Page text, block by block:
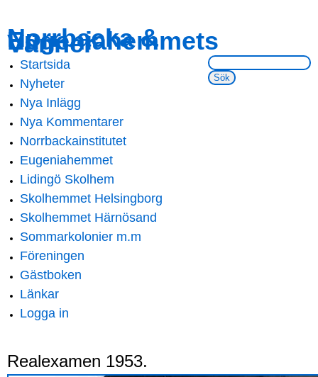
main
content
navigation
Norrbacka &
Eugeniahemmets
Vänner
Sök på webbsidan:
Main menu
Startsida
Nyheter
Nya Inlägg
Nya Kommentarer
Norrbackainstitutet
Eugeniahemmet
Lidingö Skolhem
Skolhemmet Helsingborg
Skolhemmet Härnösand
Sommarkolonier m.m
Föreningen
Gästboken
Länkar
Logga in
Realexamen 1953.